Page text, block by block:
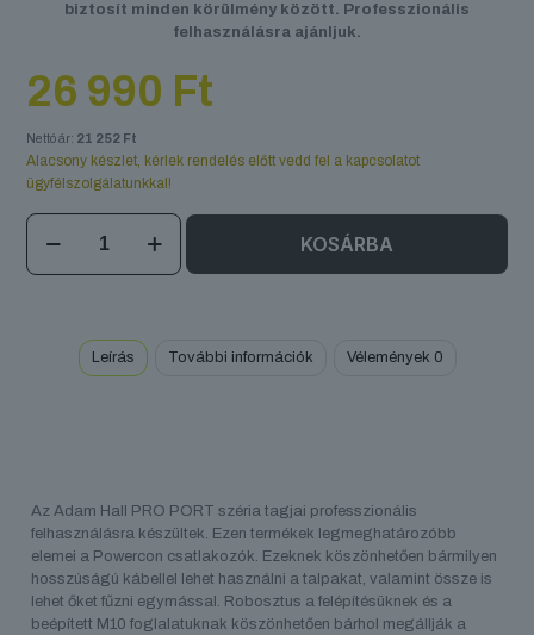
biztosít minden körülmény között. Professzionális
felhasználásra ajánljuk.
26 990 Ft
Nettó ár: 21 252 Ft
Alacsony készlet, kérlek rendelés előtt vedd fel a kapcsolatot
ügyfélszolgálatunkkal!
PRO
PORT
4
KOSÁRBA
Leírás További információk Vélemények 0
Az Adam Hall PRO PORT széria tagjai professzionális
felhasználásra készültek. Ezen termékek legmeghatározóbb
elemei a Powercon csatlakozók. Ezeknek köszönhetően bármilyen
hosszúságú kábellel lehet használni a talpakat, valamint össze is
lehet őket fűzni egymással. Robosztus a felépítésüknek és a
beépített M10 foglalatuknak köszönhetően bárhol megállják a